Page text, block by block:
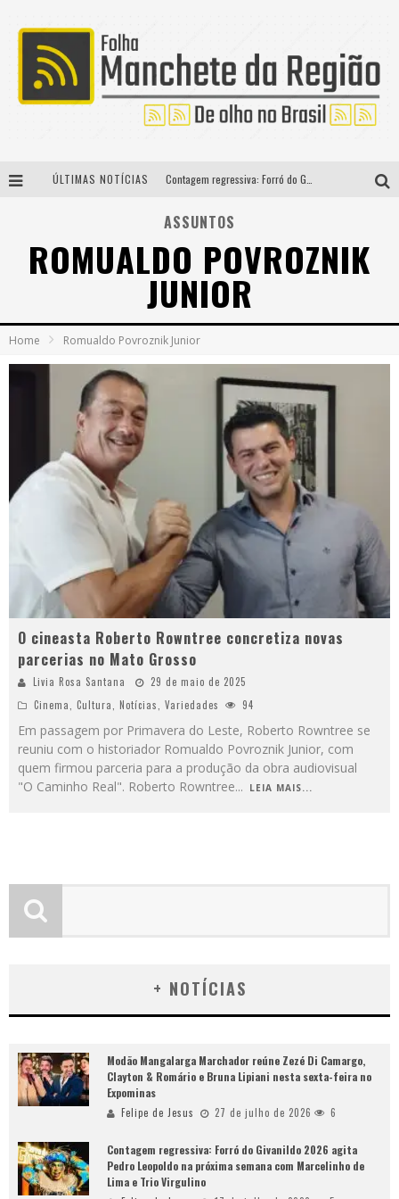
ÚLTIMAS NOTÍCIAS
Última Cidadezinha do ano recebe o público neste domingo com entrada gratuita e programação para toda a família em BH
ASSUNTOS
ROMUALDO POVROZNIK
JUNIOR
Home Romualdo Povroznik Junior
O cineasta Roberto Rowntree concretiza novas
parcerias no Mato Grosso
Livia Rosa Santana
29 de maio de 2025
Cinema, Cultura, Notícias, Variedades 94
Em passagem por Primavera do Leste, Roberto Rowntree se
reuniu com o historiador Romualdo Povroznik Junior, com
quem firmou parceria para a produção da obra audiovisual
"O Caminho Real". Roberto Rowntree... LEIA MAIS...
+ NOTÍCIAS
Modão Mangalarga Marchador reúne Zezé Di Camargo,
Clayton & Romário e Bruna Lipiani nesta sexta-feira no
Expominas
Felipe de Jesus 27 de julho de 2026 6
Contagem regressiva: Forró do Givanildo 2026 agita
Pedro Leopoldo na próxima semana com Marcelinho de
Lima e Trio Virgulino